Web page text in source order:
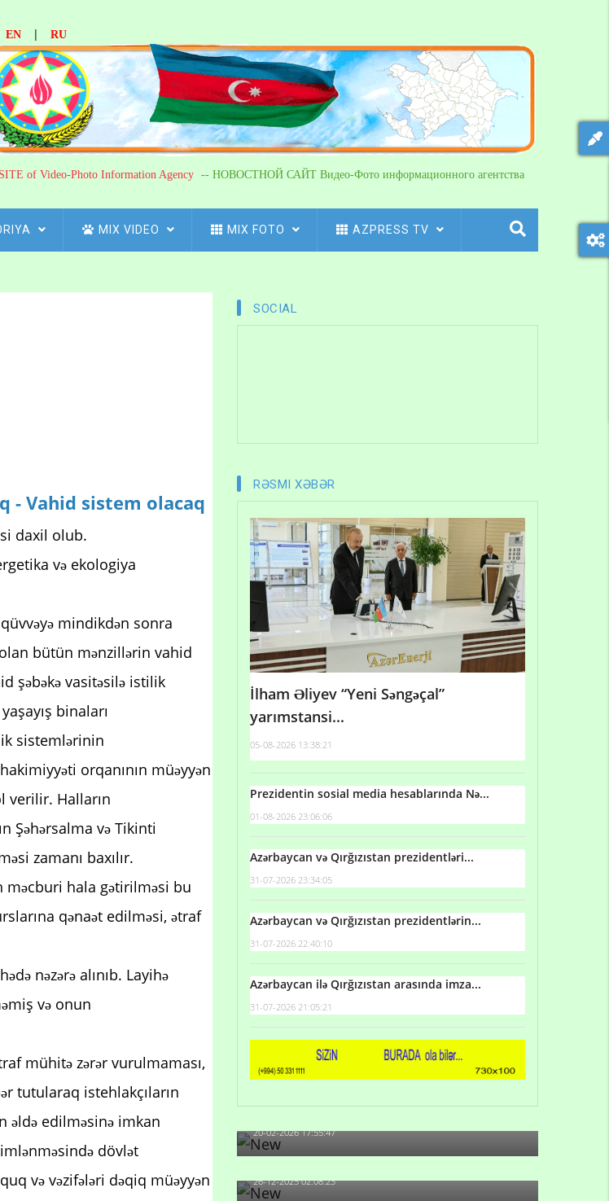
EN | RU
of Video-Photo Information Agency -- НОВОСТНОЙ САЙТ Видео-Фото информационного агентства
MIX VIDEO MIX FOTO AZPRESS TV
- Vahid sistem olacaq
daxil olub.
və ekologiya
mindikdən sonra
bütün mənzillərin vahid
şəbəkə vasitəsilə istilik
binaları
sistemlərinin
orqanının müəyyən
verilir. Halların
Şəhərsalma və Tikinti
zamanı baxılır.
məcburi hala gətirilməsi bu
qənaət edilməsi, ətraf
nəzərə alınıb. Layihə
və onun
mühitə zərər vurulmaması,
tutularaq istehlakçıların
əldə edilməsinə imkan
dövlət
və vəzifələri dəqiq müəyyən
SOCIAL
RƏSMI XƏBƏR
İlham Əliyev “Yeni Səngəçal”
yarımstansi...
05-08-2026 13:38:21
Prezidentin sosial media hesablarında Nə...
01-08-2026 23:06:06
Azərbaycan və Qırğızıstan prezidentləri...
31-07-2026 23:34:05
Azərbaycan və Qırğızıstan prezidentlərin...
31-07-2026 22:40:10
Azərbaycan ilə Qırğızıstan arasında imza...
31-07-2026 21:05:21
artıb?
20-02-2026 17:55:47
Məni bura NAZİR GÖNDƏRİB - 1937-ci ildən
fəaliyyətdə olan və...
26-12-2025 02:08:23
-Ay qız, sən məhkəməni udmayacaqsan... Sən